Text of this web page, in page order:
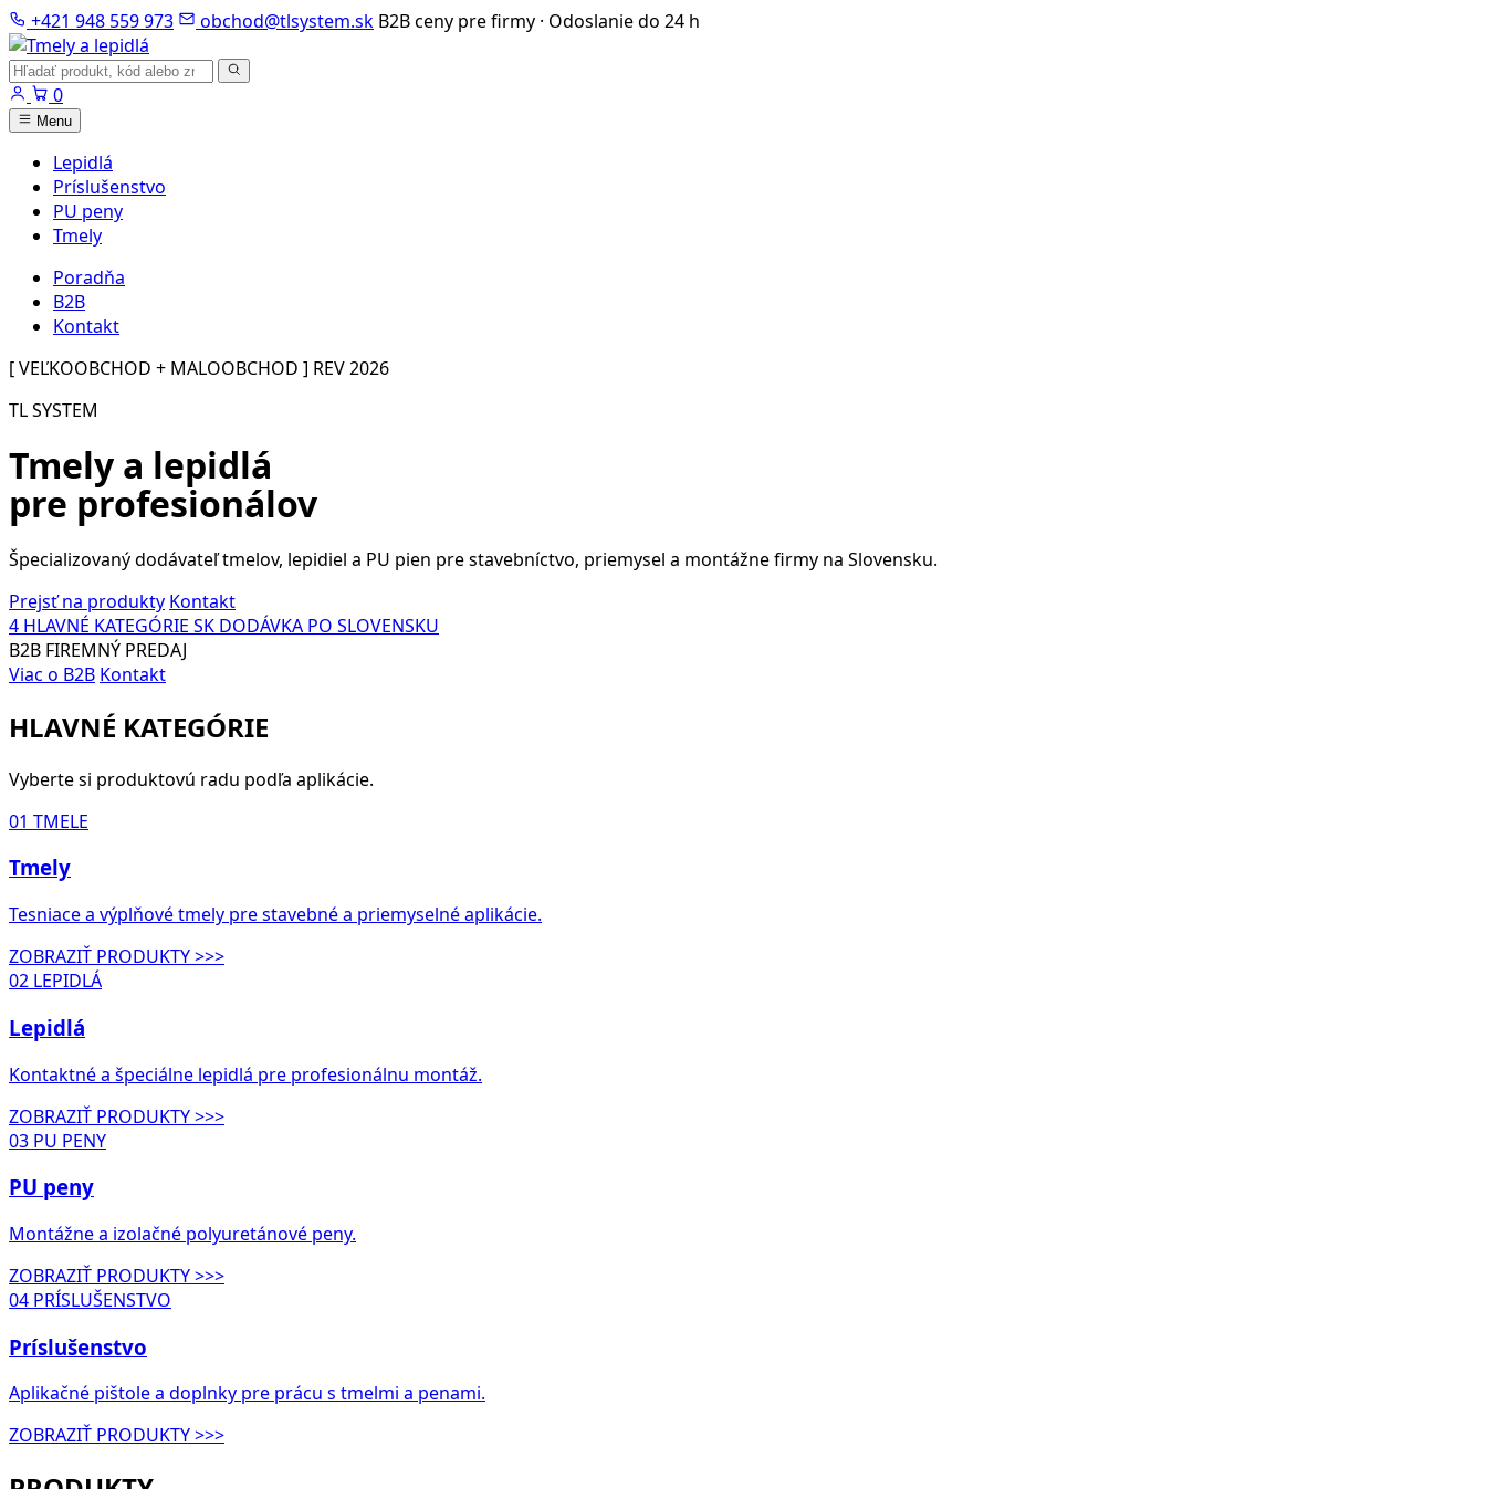
Preskočiť
na
obsah
+421 948 559 973 obchod@tlsystem.sk B2B ceny pre firmy · Odoslanie do 24 h
Hľadať
produkty
0
Menu
Lepidlá
Príslušenstvo
PU peny
Tmely
Poradňa
B2B
Kontakt
[ VEĽKOOBCHOD + MALOOBCHOD ] REV 2026
TL SYSTEM
Tmely a lepidlá
pre profesionálov
Špecializovaný dodávateľ tmelov, lepidiel a PU pien pre stavebníctvo, priemysel a montážne firmy na Slovensku.
Prejsť na produkty Kontakt
4 HLAVNÉ KATEGÓRIE SK DODÁVKA PO SLOVENSKU
B2B FIREMNÝ PREDAJ
Viac o B2B Kontakt
HLAVNÉ KATEGÓRIE
Vyberte si produktovú radu podľa aplikácie.
01 TMELE
Tmely
Tesniace a výplňové tmely pre stavebné a priemyselné aplikácie.
ZOBRAZIŤ PRODUKTY >>>
02 LEPIDLÁ
Lepidlá
Kontaktné a špeciálne lepidlá pre profesionálnu montáž.
ZOBRAZIŤ PRODUKTY >>>
03 PU PENY
PU peny
Montážne a izolačné polyuretánové peny.
ZOBRAZIŤ PRODUKTY >>>
04 PRÍSLUŠENSTVO
Príslušenstvo
Aplikačné pištole a doplnky pre prácu s tmelmi a penami.
ZOBRAZIŤ PRODUKTY >>>